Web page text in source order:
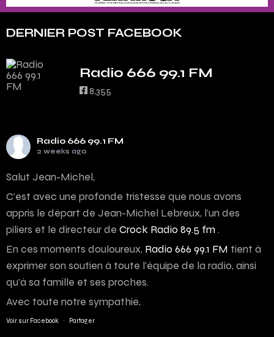
DERNIER POST FACEBOOK
Radio 666 99.1 FM
8,355
Radio 666 99.1 FM
2 weeks ago
Salut Jean-Michel,
C’est avec une profonde tristesse que nous avons
appris le départ de Jean-Michel Lebreux, l’un des
piliers et le directeur de Crock Radio 89.5 fm .
En ces moments douloureux, Radio 666 99.1 FM tient à
exprimer son soutien à toute l’équipe de la radio, ainsi
qu’à sa famille et ses proches.
Avec toute notre sympathie,
Voir sur Facebook · Partager